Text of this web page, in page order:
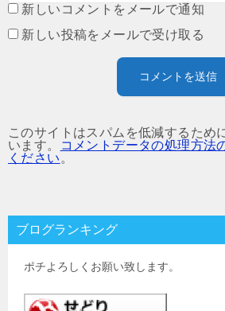
新しいコメントをメールで通知
新しい投稿をメールで受け取る
このサイトはスパムを低減するため
います。
コメントデータの処理方法
ください 。
ブログランキング
ポチよろしくお願い致します。